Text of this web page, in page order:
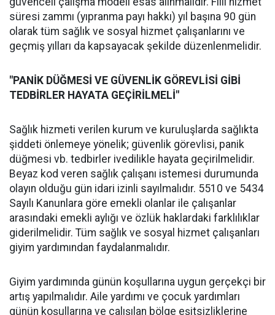
süresi zammı (yıpranma payı hakkı) yıl başına 90 gün
olarak tüm sağlık ve sosyal hizmet çalışanlarını ve
geçmiş yılları da kapsayacak şekilde düzenlenmelidir.
"PANİK DÜĞMESİ VE GÜVENLİK GÖREVLİSİ GİBİ
TEDBİRLER HAYATA GEÇİRİLMELİ"
Sağlık hizmeti verilen kurum ve kuruluşlarda sağlıkta
şiddeti önlemeye yönelik; güvenlik görevlisi, panik
düğmesi vb. tedbirler ivedilikle hayata geçirilmelidir.
Beyaz kod veren sağlık çalışanı istemesi durumunda
olayın olduğu gün idari izinli sayılmalıdır. 5510 ve 5434
Sayılı Kanunlara göre emekli olanlar ile çalışanlar
arasındaki emekli aylığı ve özlük haklardaki farklılıklar
giderilmelidir. Tüm sağlık ve sosyal hizmet çalışanları
giyim yardımından faydalanmalıdır.
Giyim yardımında günün koşullarına uygun gerçekçi bir
artış yapılmalıdır. Aile yardımı ve çocuk yardımları
günün koşullarına ve çalışılan bölge eşitsizliklerine